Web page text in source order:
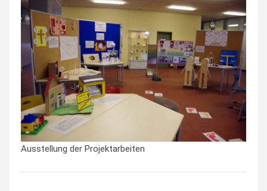
Ausstellung der Projektarbeiten